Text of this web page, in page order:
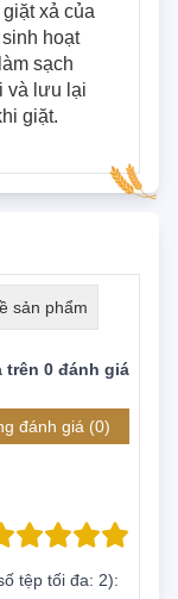
xả của
hoạt
sạch
và lưu lại
giặt.
sản phẩm
trên 0 đánh giá
đánh giá (0)
tệp tối đa: 2):